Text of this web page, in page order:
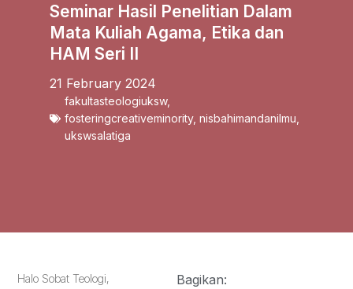
Seminar Hasil Penelitian Dalam
Mata Kuliah Agama, Etika dan
HAM Seri II
21 February 2024
fakultasteologiuksw,
fosteringcreativeminority, nisbahimandanilmu
ukswsalatiga
Halo Sobat Teologi,
Bagikan: